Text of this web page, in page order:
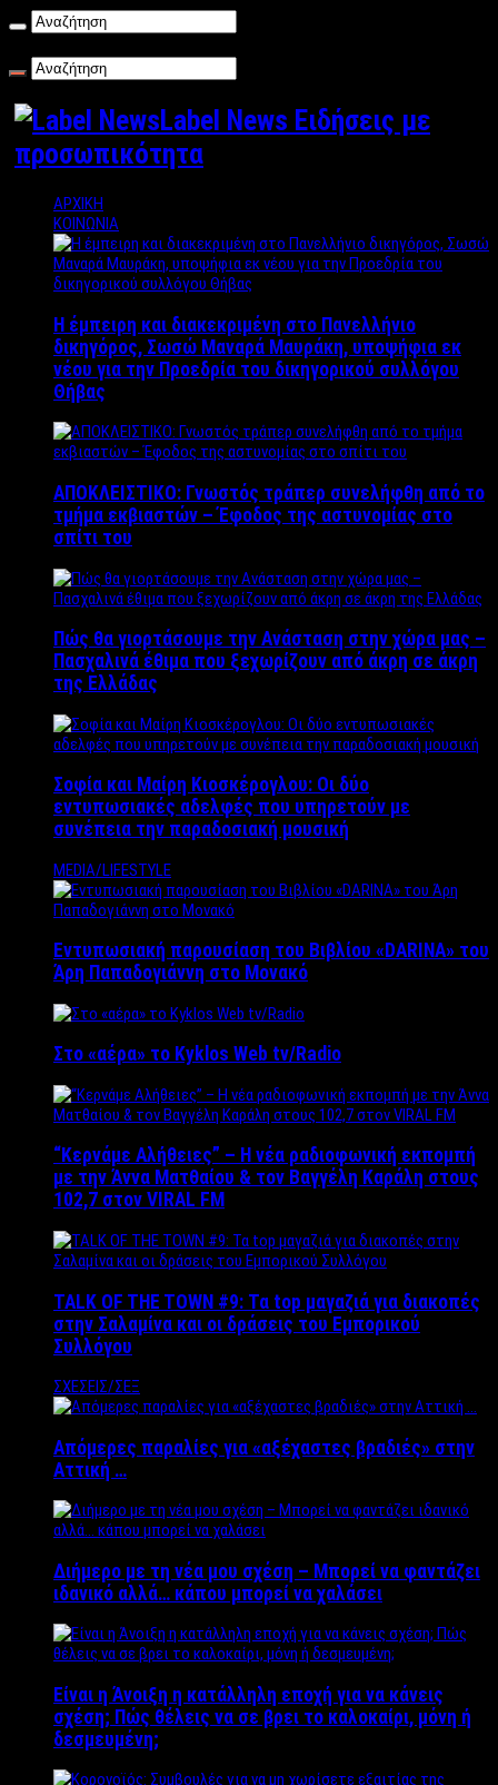
Label News Ειδήσεις με
προσωπικότητα
ΑΡΧΙΚΗ
ΚΟΙΝΩΝΙΑ
Η έμπειρη και διακεκριμένη στο Πανελλήνιο
δικηγόρος, Σωσώ Μαναρά Μαυράκη, υποψήφια εκ
νέου για την Προεδρία του δικηγορικού συλλόγου
Θήβας
ΑΠΟΚΛΕΙΣΤΙΚΟ: Γνωστός τράπερ συνελήφθη από το
τμήμα εκβιαστών – Έφοδος της αστυνομίας στο
σπίτι του
Πώς θα γιορτάσουμε την Ανάσταση στην χώρα μας –
Πασχαλινά έθιμα που ξεχωρίζουν από άκρη σε άκρη
της Ελλάδας
Σοφία και Μαίρη Κιοσκέρογλου: Οι δύο
εντυπωσιακές αδελφές που υπηρετούν με
συνέπεια την παραδοσιακή μουσική
MEDIA/LIFESTYLE
Εντυπωσιακή παρουσίαση του Βιβλίου «DARINA» του
Άρη Παπαδογιάννη στο Μονακό
Στο «αέρα» το Kyklos Web tv/Radio
“Kερνάμε Αλήθειες” – Η νέα ραδιοφωνική εκπομπή
με την Άννα Ματθαίου & τον Βαγγέλη Καράλη στους
102,7 στον VIRAL FM
TALK OF THE TOWN #9: Τα top μαγαζιά για διακοπές
στην Σαλαμίνα και οι δράσεις του Εμπορικού
Συλλόγου
ΣΧΕΣΕΙΣ/ΣΕΞ
Απόμερες παραλίες για «αξέχαστες βραδιές» στην
Αττική …
Διήμερο με τη νέα μου σχέση – Μπορεί να φαντάζει
ιδανικό αλλά… κάπου μπορεί να χαλάσει
Είναι η Άνοιξη η κατάλληλη εποχή για να κάνεις
σχέση; Πώς θέλεις να σε βρει το καλοκαίρι, μόνη ή
δεσμευμένη;